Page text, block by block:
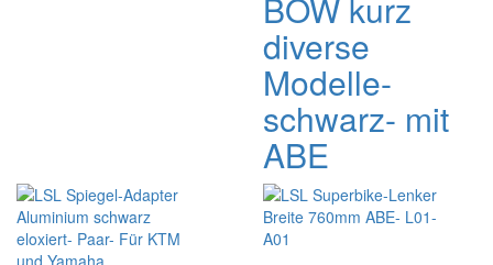
diverse
Modelle-
schwarz- mit
ABE